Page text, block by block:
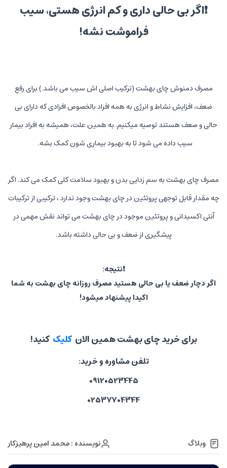
❗️اگر بی حالی داری و کم انرژی هستی، سیب
فراموشت نشه!
مصرف دمنوش چای بهشت (ترکیب اصلی اش سیب می باشد.) برای رفع
ضعف، افزایش نشاط و انرژی به همه افراد بالخصوص افرادی که دارای بی
حالی و صعف هستند توصیه میکنیم. به همین علت، همیشه به افراد بیمار
سیب داده می شود تا به بهبود بیماری شون کمک بشه.
مصرف چای بهشت به سم زدایی بدن و بهبود سلامت کلی کمک می کند. اگر
چه مقدار قابل توجهی پروتئین در چای بهشت وجود ندارد ، ترکیبی از ترکیبات
آنتی اکسیدانی و پروتئین موجود در چای بهشت می تواند نقش مهمی در
پیشگیری از ضعف و بی حالی داشته باشد.
❗️نتیجه:
اگر دچار ضعف یا بی حالی هستید مصرف روزانه چای بهشت به شما
اکیدا پیشنهاد میشود!
برای خرید چای بهشت همین الانکلیک کنید!
تلفن مشاوره و خرید:
09120523445
02537704344
وبلاگ نویسنده : محمد امین پرهیزکار